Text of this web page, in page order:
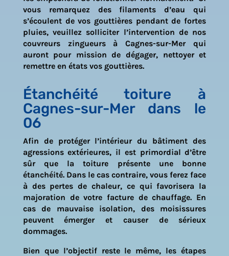
vous remarquez des filaments d’eau qui
s’écoulent de vos gouttières pendant de fortes
pluies, veuillez solliciter l’intervention de nos
couvreurs zingueurs àCagnes-sur-Merqui
auront pour mission de dégager, nettoyer et
remettre en états vos gouttières.
Étanchéité toiture à
Cagnes-sur-Mer dans le
06
Afin de protéger l’intérieur du bâtiment des
agressions extérieures, il est primordial d’être
sûr que la toiture présente une bonne
étanchéité. Dans le cas contraire, vous ferez face
à des pertes de chaleur, ce qui favorisera la
majoration de votre facture de chauffage. En
cas de mauvaise isolation, des moisissures
peuvent émerger et causer de sérieux
dommages.
Bien que l’objectif reste le même, les étapes